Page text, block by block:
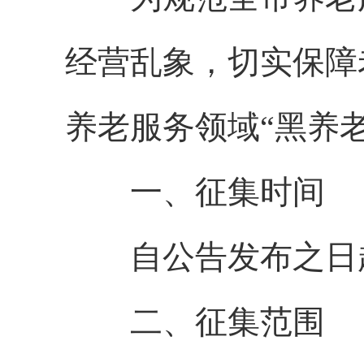
经营乱象，切实保
养老服务领域“黑养
一、征集时间
自公告发布之日
二、征集范围